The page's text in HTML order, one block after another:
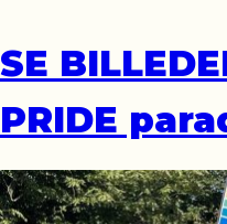
SE
PRIDE